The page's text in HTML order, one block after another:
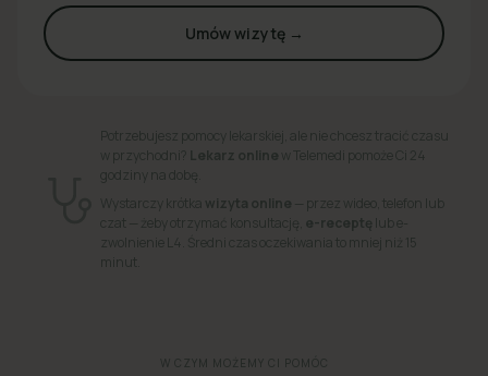
Umów wizytę →
Potrzebujesz pomocy lekarskiej, ale nie chcesz tracić czasu
w przychodni? Lekarz online w Telemedi pomoże Ci 24
godziny na dobę.
Wystarczy krótka wizyta online — przez wideo, telefon lub
czat — żeby otrzymać konsultację, e-receptę lub e-
zwolnienie L4. Średni czas oczekiwania to mniej niż 15
minut.
W CZYM MOŻEMY CI POMÓC